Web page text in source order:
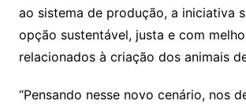
ao sistema de produção, a iniciativa
opção sustentável, justa e com
relacionados à criação dos animais
“Pensando nesse novo cenário, nos